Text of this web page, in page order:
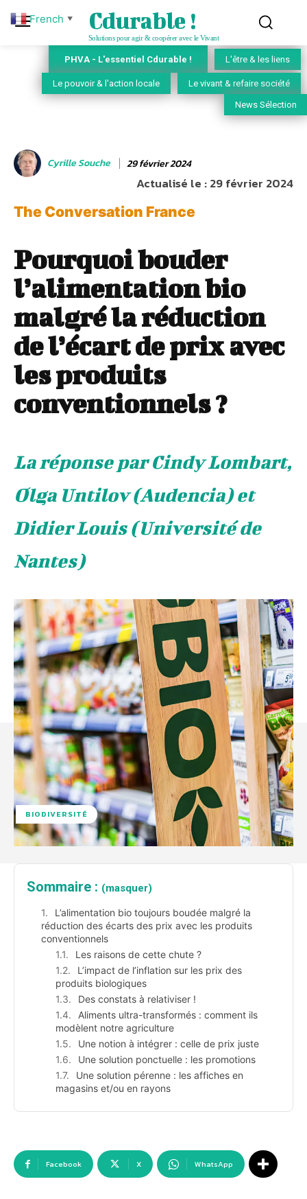
Cdurable !
Solutions pour agir & coopérer avec le Vivant
PHVA - L'essentiel Cdurable ! L'être & les liens
Le pouvoir & l'action locale Le vivant & refaire société
News Sélection
Cyrille Souche 29 février 2024
Actualisé le :29 février 2024
The Conversation France
Pourquoi bouder
l’alimentation bio
malgré la réduction
de l’écart de prix avec
les produits
conventionnels ?
La réponse par Cindy Lombart,
Olga Untilov (Audencia) et
Didier Louis (Université de
Nantes)
BIODIVERSITÉ
Sommaire : (masquer)
L’alimentation bio toujours boudée malgré la
réduction des écarts des prix avec les produits
conventionnels
Les raisons de cette chute ?
L’impact de l’inflation sur les prix des
produits biologiques
Des constats à relativiser !
Aliments ultra-transformés : comment ils
modèlent notre agriculture
Une notion à intégrer : celle de prix juste
Une solution ponctuelle : les promotions
Une solution pérenne : les affiches en
magasins et/ou en rayons
Facebook X WhatsApp
French ▼